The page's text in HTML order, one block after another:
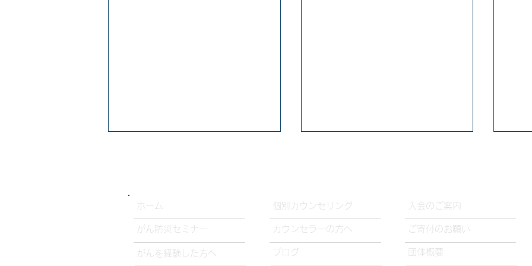
朝日新聞に当団体の活動が掲 たまひよクラブ 取材記事掲載
​ホーム ​個別カウンセリング 入会のご案内
がん防災セミナー カウンセラーの方へ ご寄付のお願い
​ブログ 団体概要
がんを経験した方へ